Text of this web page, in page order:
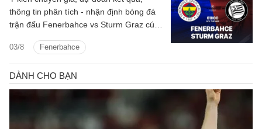
03/8 Fenerbahce
thông tin phân tích - nhận định bóng đá
trận đấu Fenerbahce vs Sturm Graz cúp
hôm nay.